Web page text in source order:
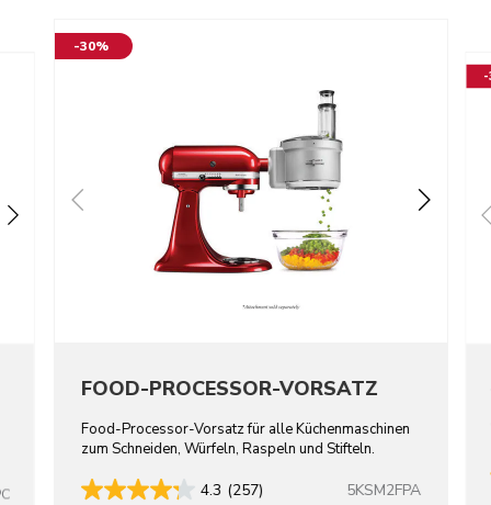
-30%
FOOD-PROCESSOR-VORSATZ
Food-Processor-Vorsatz für alle Küchenmaschinen
zum Schneiden, Würfeln, Raspeln und Stifteln.
4.3 (257) 5KSM2FPA
-